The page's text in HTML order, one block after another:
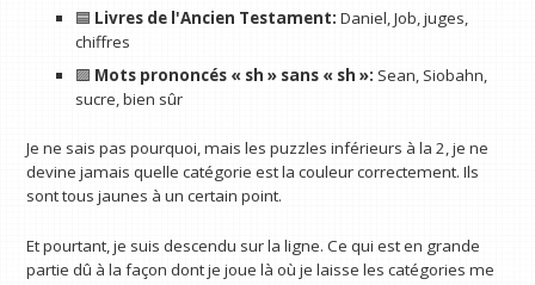
🟦 Livres de l'Ancien Testament: Daniel, Job, juges,
chiffres
🟪 Mots prononcés « sh » sans « sh »: Sean, Siobahn,
sucre, bien sûr
Je ne sais pas pourquoi, mais les puzzles inférieurs à la 2, je ne
devine jamais quelle catégorie est la couleur correctement. Ils
sont tous jaunes à un certain point.
Et pourtant, je suis descendu sur la ligne. Ce qui est en grande
partie dû à la façon dont je joue là où je laisse les catégories me